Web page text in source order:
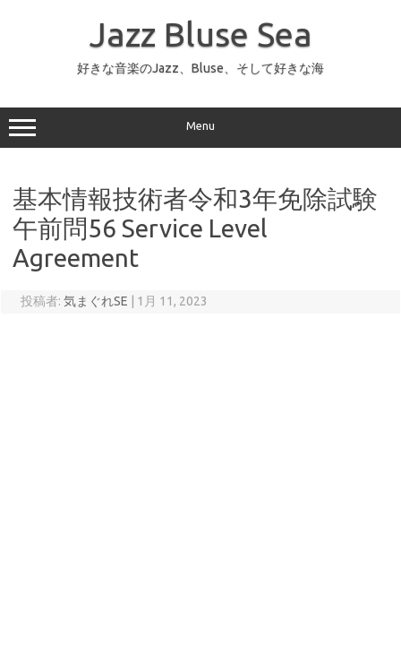
ッ
プ
Jazz Bluse Sea
好きな音楽のJazz、Bluse、そして好きな海
Menu
基本情報技術者令和3年免除試験
午前問56 Service Level
Agreement
投稿者: 気まぐれSE 1月 11, 2023